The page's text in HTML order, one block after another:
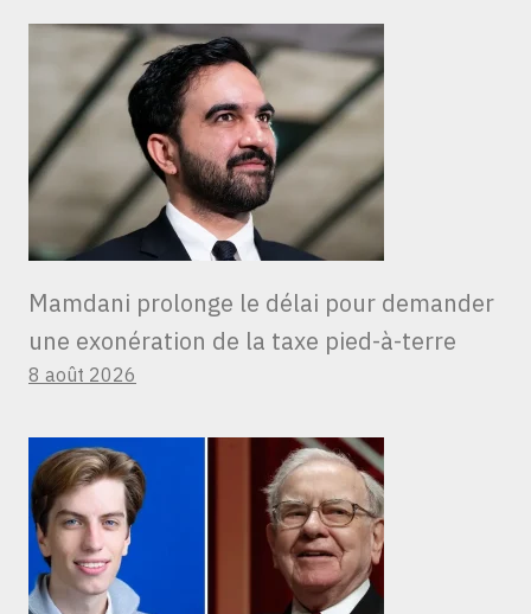
Mamdani prolonge le délai pour demander
une exonération de la taxe pied-à-terre
8 août 2026